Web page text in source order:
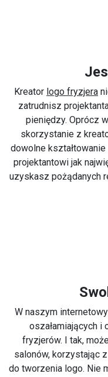
Kreator logo fryzjera
zatrudnisz
pieniędzy. Oprócz
skorzystanie z
dowolne
projektantowi jak
uzyskasz pożądanych
W naszym
oszałamiających i
fryzjerów. I tak,
salonów, korzystając
do tworzenia logo. Nie